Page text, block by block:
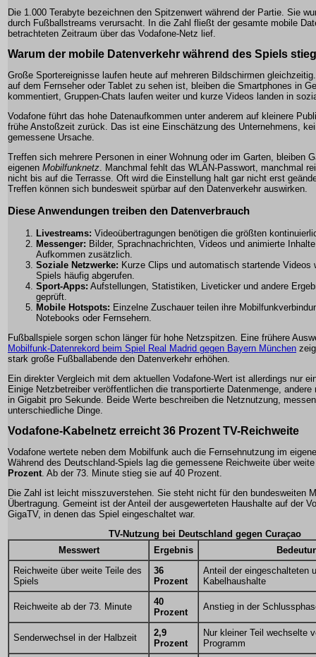
Die 1.000 Terabyte bezeichnen den Spitzenwert während der Partie. Sie
durch Fußballstreams verursacht. In die Zahl fließt der gesamte mobile
betrachteten Zeitraum über das Vodafone-Netz lief.
Warum der mobile Datenverkehr während des Spiels stieg
Große Sportereignisse laufen heute auf mehreren Bildschirmen
auf dem Fernseher oder Tablet zu sehen ist, bleiben die Smartphones in
kommentiert, Gruppen-Chats laufen weiter und kurze Videos landen in
Vodafone führt das hohe Datenaufkommen unter anderem auf kleinere
frühe Anstoßzeit zurück. Das ist eine Einschätzung des Unternehmens,
gemessene Ursache.
Treffen sich mehrere Personen in einer Wohnung oder im Garten, bleiben
eigenen Mobilfunknetz. Manchmal fehlt das WLAN-Passwort, manchmal
nicht bis auf die Terrasse. Oft wird die Einstellung halt gar nicht erst
Treffen können sich bundesweit spürbar auf den Datenverkehr auswirken.
Diese Anwendungen treiben den Datenverbrauch
Livestreams: Videoübertragungen benötigen die größten
Messenger: Bilder, Sprachnachrichten, Videos und animierte
Aufkommen zusätzlich.
Soziale Netzwerke: Kurze Clips und automatisch startende Videos
Spiels häufig abgerufen.
Sport-Apps: Aufstellungen, Statistiken, Liveticker und andere
geprüft.
Mobile Hotspots: Einzelne Zuschauer teilen ihre
Notebooks oder Fernsehern.
Fußballspiele sorgen schon länger für hohe Netzspitzen. Eine frühere
Mobilfunk-Datenrekord beim Spiel Real Madrid gegen Bayern München
stark große Fußballabende den Datenverkehr erhöhen.
Ein direkter Vergleich mit dem aktuellen Vodafone-Wert ist allerdings nur
Einige Netzbetreiber veröffentlichen die transportierte Datenmenge, andere
in Gigabit pro Sekunde. Beide Werte beschreiben die Netznutzung,
unterschiedliche Dinge.
Vodafone-Kabelnetz erreicht 36 Prozent TV-Reichweite
Vodafone wertete neben dem Mobilfunk auch die Fernsehnutzung im
Während des Deutschland-Spiels lag die gemessene Reichweite über
Prozent . Ab der 73. Minute stieg sie auf 40 Prozent.
Die Zahl ist leicht misszuverstehen. Sie steht nicht für den bundesweiten
Übertragung. Gemeint ist der Anteil der ausgewerteten Haushalte auf der
GigaTV, in denen das Spiel eingeschaltet war.
TV-Nutzung bei Deutschland gegen Curaçao
Messwert
Ergebnis
Reichweite über weite Teile des
Spiels
36
Prozent
Anteil der eingeschalteten
Kabelhaushalte
Reichweite ab der 73. Minute
40
Prozent
Anstieg in der
Senderwechsel in der Halbzeit
2,9
Prozent
Nur kleiner Teil wechselte
Programm